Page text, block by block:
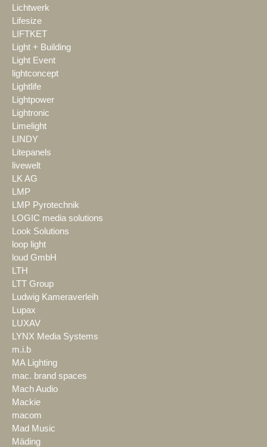
Lichtwerk
Lifesize
LIFTKET
Light + Building
Light Event
lightconcept
Lightlife
Lightpower
Lightronic
Limelight
LINDY
Litepanels
livewelt
LK AG
LMP
LMP Pyrotechnik
LOGIC media solutions
Look Solutions
loop light
loud GmbH
LTH
LTT Group
Ludwig Kameraverleih
Lupax
LUXAV
LYNX Media Systems
m.i.b
MA Lighting
mac. brand spaces
Mach Audio
Mackie
macom
Mad Music
Mäding